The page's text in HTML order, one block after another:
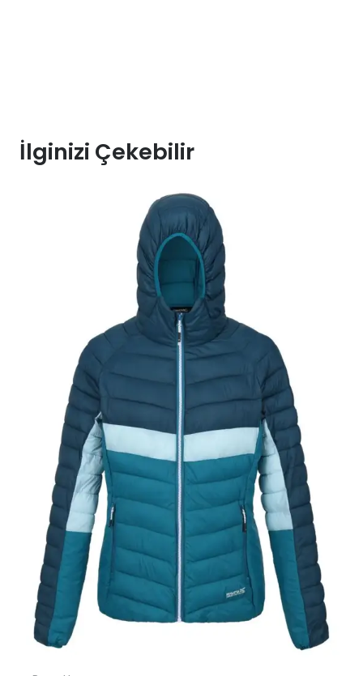
İlginizi Çekebilir